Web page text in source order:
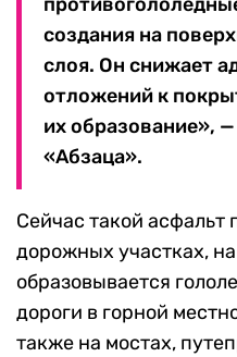
создания на
слоя. Он снижает
отложений к
их образование»,
«Абзаца».
Сейчас такой асфальт
дорожных участках,
образовывается
дороги в горной
также на мостах,